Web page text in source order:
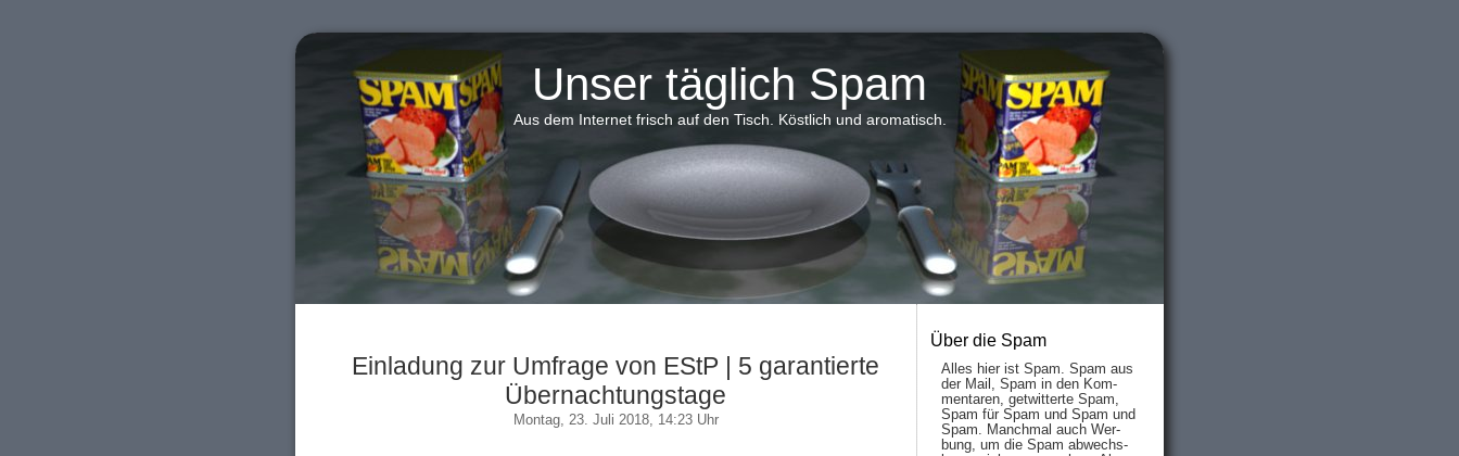
Unser täglich Spam
Aus dem Internet frisch auf den Tisch. Köstlich und aromatisch.
Einladung zur Umfrage von EStP | 5 garantierte
Übernachtungstage
Montag, 23. Juli 2018, 14:23 Uhr
Über die Spam
Alles hier ist Spam. Spam aus
der Mail, Spam in den Kom­
men­taren, ge­twit­ter­te Spam,
Spam für Spam und Spam und
Spam. Manch­mal auch Wer­
bung, um die Spam ab­wechs­